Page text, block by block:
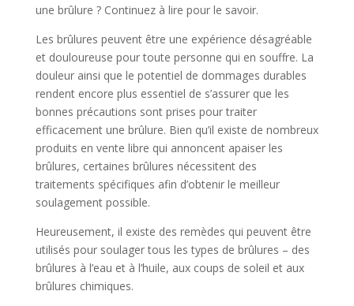
une brûlure ? Continuez à lire pour le savoir.
Les brûlures peuvent être une expérience désagréable
et douloureuse pour toute personne qui en souffre. La
douleur ainsi que le potentiel de dommages durables
rendent encore plus essentiel de s’assurer que les
bonnes précautions sont prises pour traiter
efficacement une brûlure. Bien qu’il existe de nombreux
produits en vente libre qui annoncent apaiser les
brûlures, certaines brûlures nécessitent des
traitements spécifiques afin d’obtenir le meilleur
soulagement possible.
Heureusement, il existe des remèdes qui peuvent être
utilisés pour soulager tous les types de brûlures – des
brûlures à l’eau et à l’huile, aux coups de soleil et aux
brûlures chimiques.